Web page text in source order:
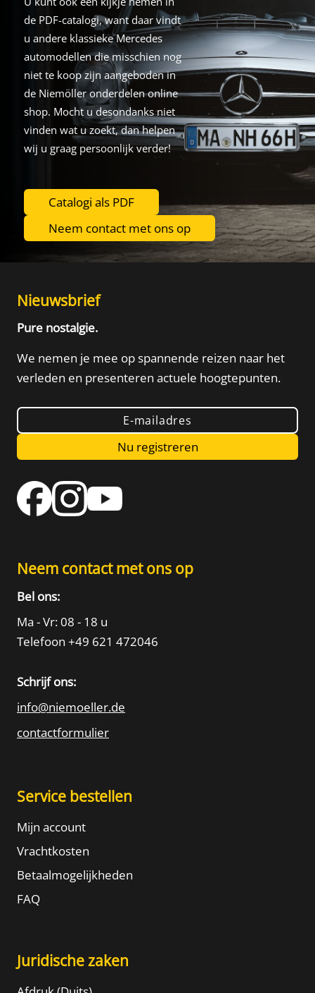
de PDF-catalogi, want daar vindt
u andere klassieke Mercedes
automodellen die misschien nog
niet te koop zijn aangeboden in
de Niemöller onderdelen online
shop. Mocht u desondanks niet
vinden wat u zoekt, dan helpen
wij u graag persoonlijk verder!
Catalogi als PDF
Neem contact met ons op
Nieuwsbrief
Pure nostalgie.
We nemen je mee op spannende reizen naar het
verleden en presenteren actuele hoogtepunten.
E-mailadres
Nu registreren
Neem contact met ons op
Bel ons:
Ma - Vr: 08 - 18 u
Telefoon +49 621 472046
Schrijf ons:
info@niemoeller.de
contactformulier
Service bestellen
Mijn account
Vrachtkosten
Betaalmogelijkheden
FAQ
Juridische zaken